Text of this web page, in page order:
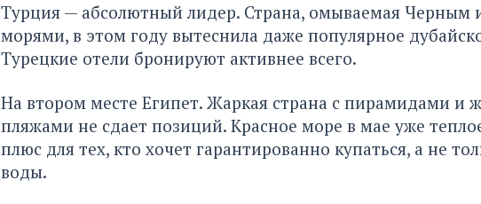
Турция — абсолютный лидер. Страна, омываемая Черным
морями, в этом году вытеснила даже популярное
Турецкие отели бронируют активнее всего.
На втором месте Египет. Жаркая страна с пирамидами и
пляжами не сдает позиций. Красное море в мае уже
плюс для тех, кто хочет гарантированно купаться, а не
воды.